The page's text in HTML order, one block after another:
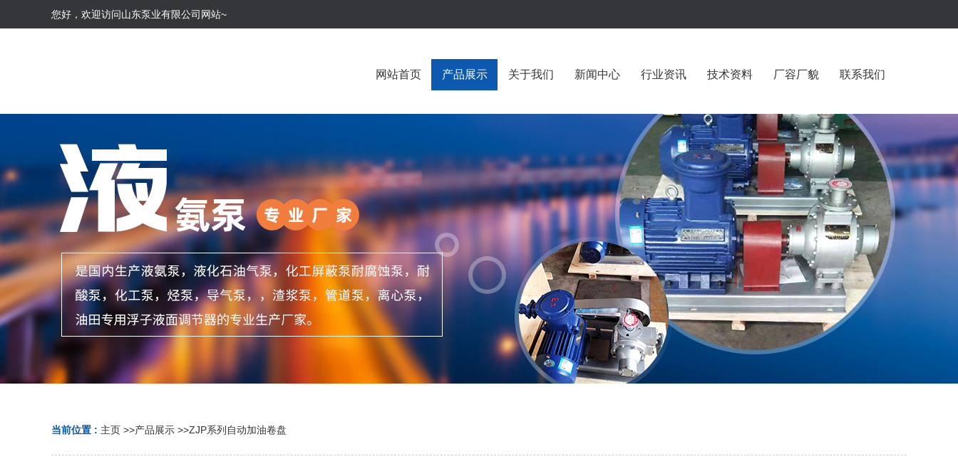
您好，欢迎访问山东泵业有限公司网站~
网站首页 产品展示 关于我们 新闻中心 行业资讯 技术资料 厂容厂貌 联系我们
当前位置 : 主页 >>产品展示 >>ZJP系列自动加油卷盘